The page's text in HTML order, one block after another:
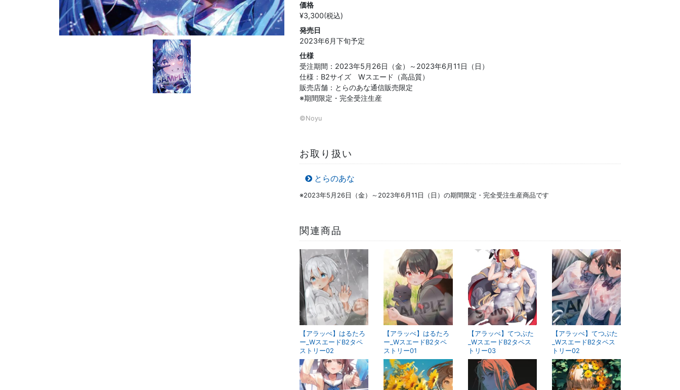
価格
¥3,300(税込)
発売日
2023年6月下旬予定
仕様
受注期間：2023年5月26日（金）～2023年6月11日（日）
仕様：B2サイズ Wスエード（高品質）
販売店舗：とらのあな通信販売限定
※期間限定・完全受注生産
©Noyu
お取り扱い
とらのあな
※2023年5月26日（金）～2023年6月11日（日）の期間限定・完全受注生産商品です
関連商品
【アラッぺ】はるたろ
ー_WスエードB2タペ
ストリー02
【アラッぺ】はるたろ
ー_WスエードB2タペ
ストリー01
【アラッぺ】てつぶた
_WスエードB2タペス
トリー03
【アラッぺ】てつぶた
_WスエードB2タペス
トリー02